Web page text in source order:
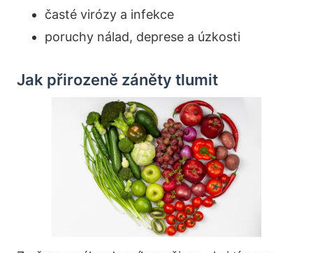
časté virózy a infekce
poruchy nálad, deprese a úzkosti
Jak přirozeně záněty tlumit